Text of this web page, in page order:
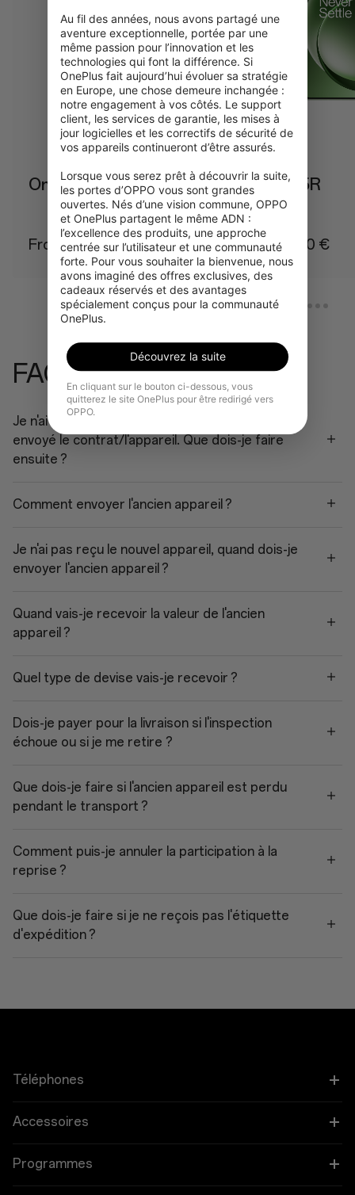
OnePlus 15
From 979,00 €
OnePlus 15R
From 729,00 €
FAQ
Je n'ai reçu aucune information après avoir
envoyé le contrat/l'appareil. Que dois-je faire
ensuite ?
Comment envoyer l'ancien appareil ?
Je n'ai pas reçu le nouvel appareil, quand dois-je
envoyer l'ancien appareil ?
Quand vais-je recevoir la valeur de l'ancien
appareil ?
Quel type de devise vais-je recevoir ?
Dois-je payer pour la livraison si l'inspection
échoue ou si je me retire ?
Que dois-je faire si l'ancien appareil est perdu
pendant le transport ?
Comment puis-je annuler la participation à la
reprise ?
Que dois-je faire si je ne reçois pas l'étiquette
d'expédition ?
Téléphones
OnePlus 15
OnePlus 15R
Accessoires
Tablette
Programmes
Au fil des années, nous avons partagé une
aventure exceptionnelle, portée par une
même passion pour l’innovation et les
technologies qui font la différence. Si
OnePlus fait aujourd’hui évoluer sa stratégie
en Europe, une chose demeure inchangée :
notre engagement à vos côtés. Le support
client, les services de garantie, les mises à
jour logicielles et les correctifs de sécurité de
vos appareils continueront d’être assurés.
Lorsque vous serez prêt à découvrir la suite,
les portes d’OPPO vous sont grandes
ouvertes. Nés d’une vision commune, OPPO
et OnePlus partagent le même ADN :
l’excellence des produits, une approche
centrée sur l’utilisateur et une communauté
forte. Pour vous souhaiter la bienvenue, nous
avons imaginé des offres exclusives, des
cadeaux réservés et des avantages
spécialement conçus pour la communauté
OnePlus.
Découvrez la suite
En cliquant sur le bouton ci-dessous, vous
quitterez le site OnePlus pour être redirigé vers
OPPO.